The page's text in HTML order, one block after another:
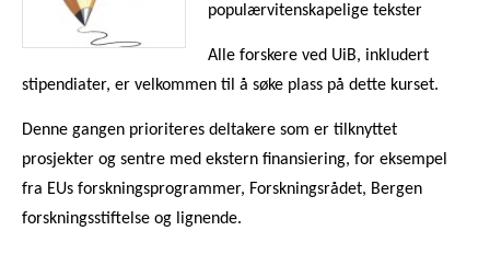
populærvitenskapelige tekster
Alle forskere ved UiB, inkludert
stipendiater, er velkommen til å søke plass på dette kurset.
Denne gangen prioriteres deltakere som er tilknyttet
prosjekter og sentre med ekstern finansiering, for eksempel
fra EUs forskningsprogrammer, Forskningsrådet, Bergen
forskningsstiftelse og lignende.